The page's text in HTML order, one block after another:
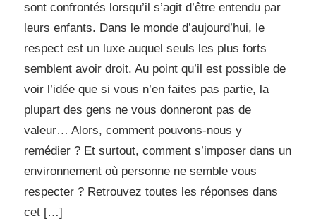
sont confrontés lorsqu’il s’agit d’être entendu par
leurs enfants. Dans le monde d’aujourd’hui, le
respect est un luxe auquel seuls les plus forts
semblent avoir droit. Au point qu’il est possible de
voir l’idée que si vous n’en faites pas partie, la
plupart des gens ne vous donneront pas de
valeur… Alors, comment pouvons-nous y
remédier ? Et surtout, comment s’imposer dans un
environnement où personne ne semble vous
respecter ? Retrouvez toutes les réponses dans
cet […]